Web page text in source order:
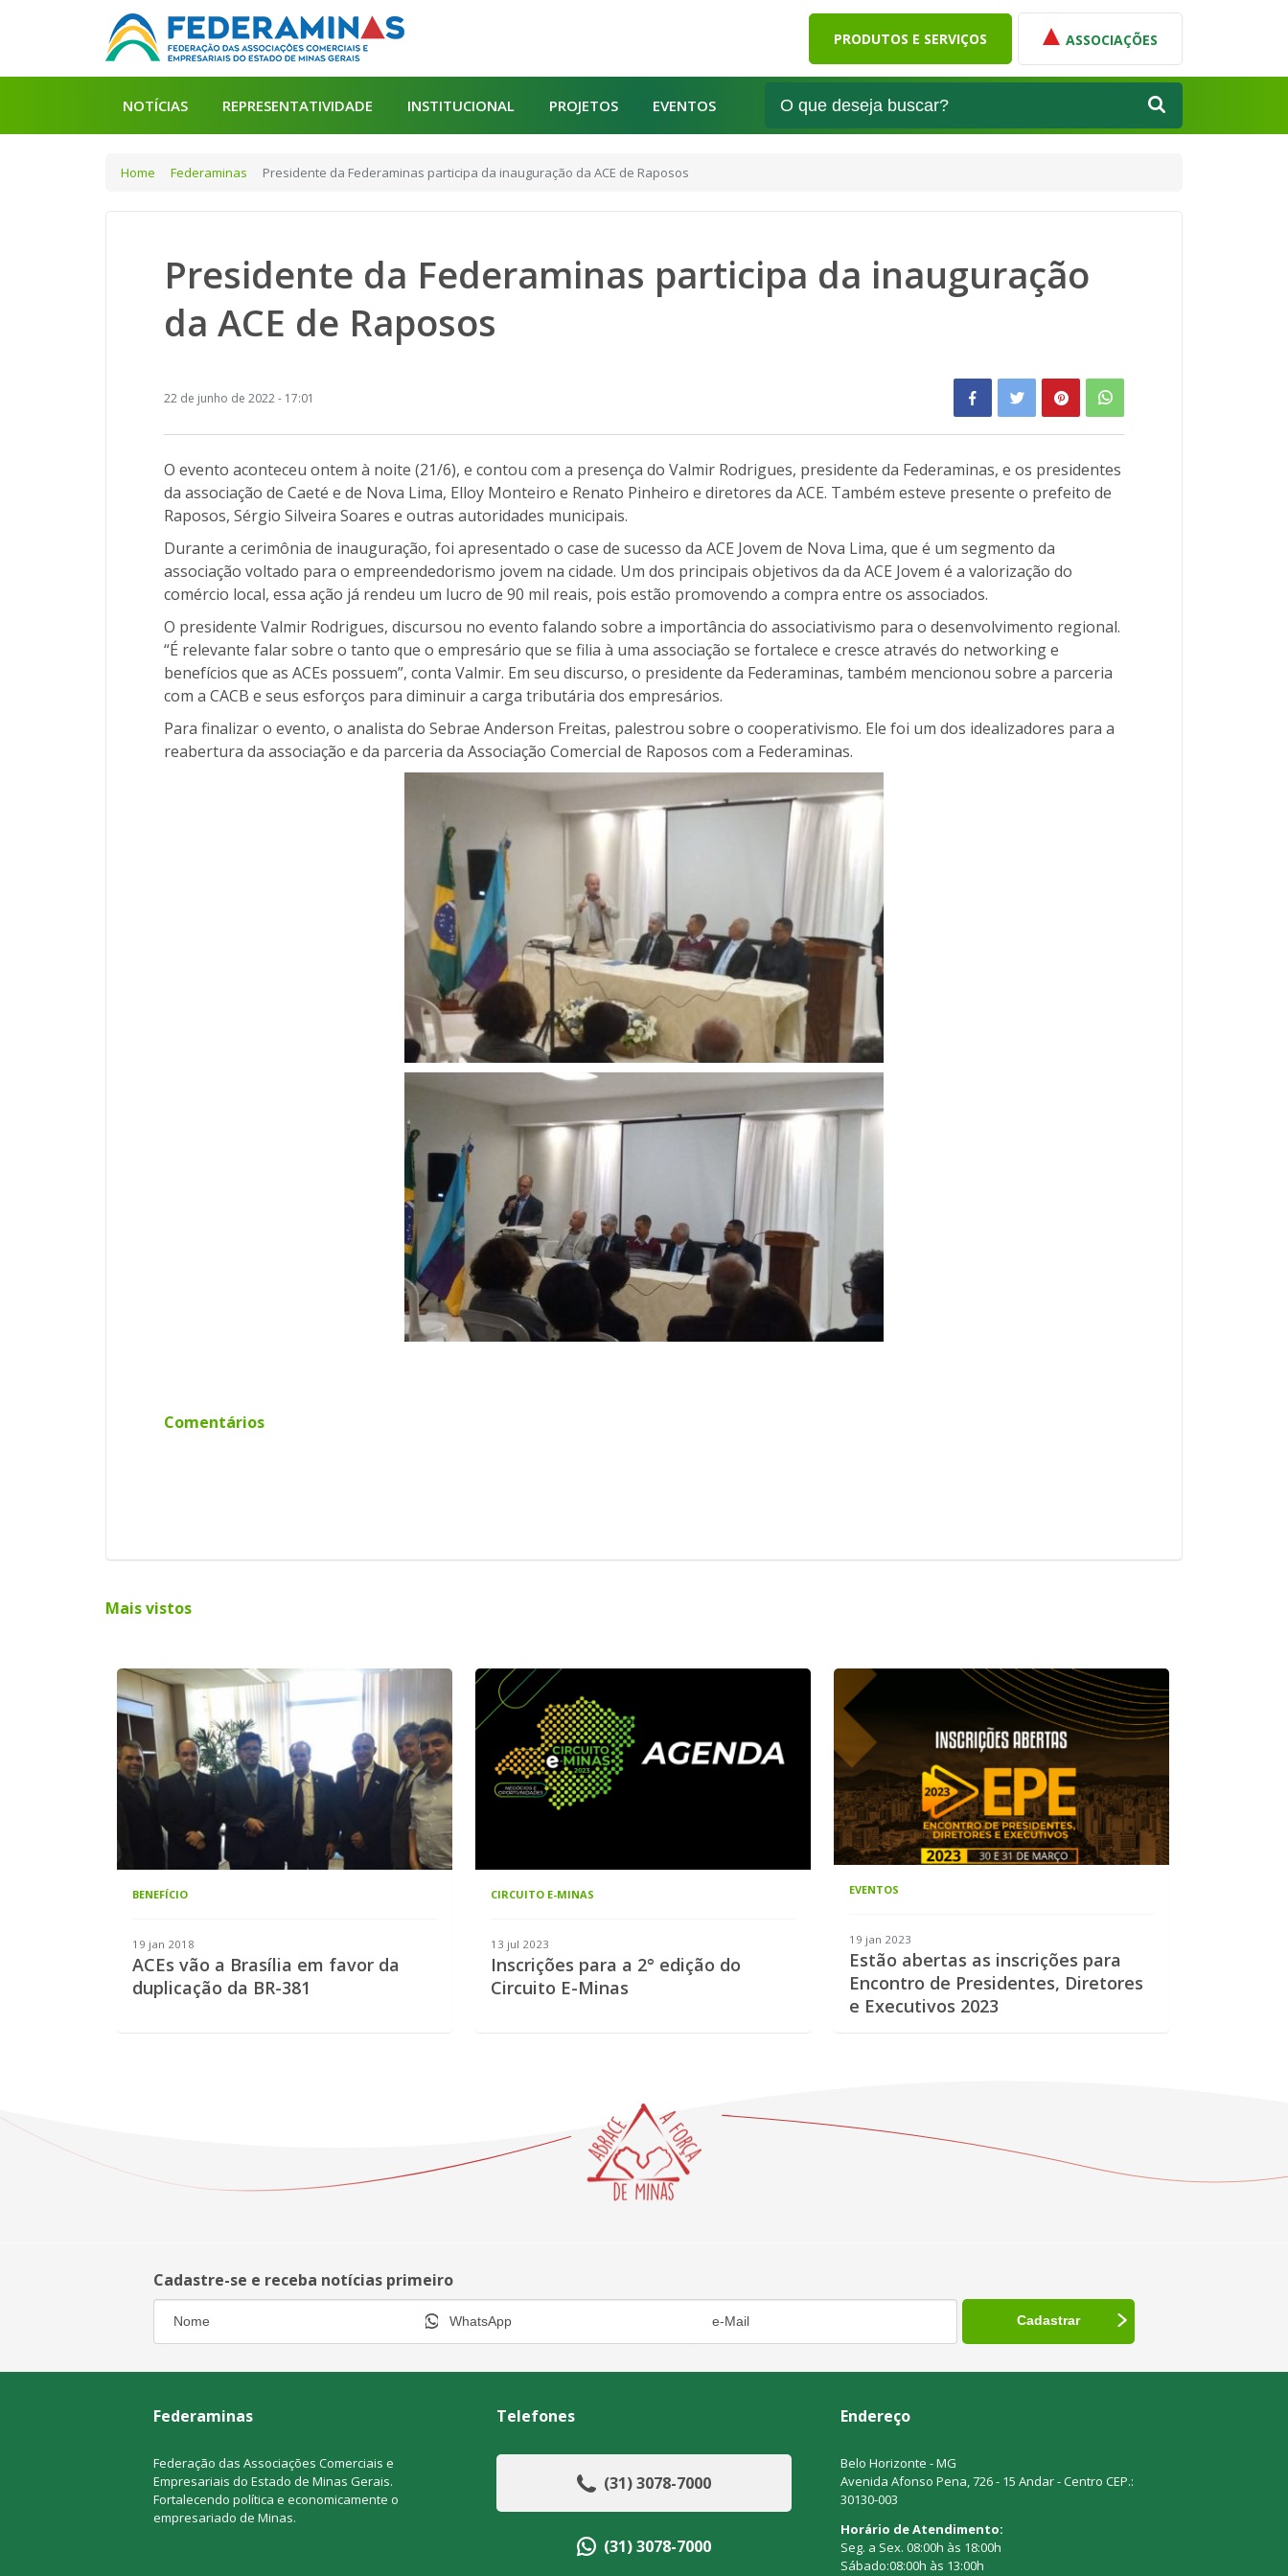
PRODUTOS E SERVIÇOS ASSOCIAÇÕES
NOTÍCIAS REPRESENTATIVIDADE INSTITUCIONAL PROJETOS EVENTOS
Home Federaminas Presidente da Federaminas participa da inauguração da ACE de Raposos
Presidente da Federaminas participa da inauguração
da ACE de Raposos
22 de junho de 2022 - 17:01
O evento aconteceu ontem à noite (21/6), e contou com a presença do Valmir Rodrigues, presidente da Federaminas, e os presidentes
da associação de Caeté e de Nova Lima, Elloy Monteiro e Renato Pinheiro e diretores da ACE. Também esteve presente o prefeito de
Raposos, Sérgio Silveira Soares e outras autoridades municipais.
Durante a cerimônia de inauguração, foi apresentado o case de sucesso da ACE Jovem de Nova Lima, que é um segmento da
associação voltado para o empreendedorismo jovem na cidade. Um dos principais objetivos da da ACE Jovem é a valorização do
comércio local, essa ação já rendeu um lucro de 90 mil reais, pois estão promovendo a compra entre os associados.
O presidente Valmir Rodrigues, discursou no evento falando sobre a importância do associativismo para o desenvolvimento regional.
“É relevante falar sobre o tanto que o empresário que se filia à uma associação se fortalece e cresce através do networking e
benefícios que as ACEs possuem”, conta Valmir. Em seu discurso, o presidente da Federaminas, também mencionou sobre a parceria
com a CACB e seus esforços para diminuir a carga tributária dos empresários.
Para finalizar o evento, o analista do Sebrae Anderson Freitas, palestrou sobre o cooperativismo. Ele foi um dos idealizadores para a
reabertura da associação e da parceria da Associação Comercial de Raposos com a Federaminas.
Comentários
Mais vistos
BENEFÍCIO
19 jan 2018
ACEs vão a Brasília em favor da
duplicação da BR-381
CIRCUITO E-MINAS
13 jul 2023
Inscrições para a 2° edição do
Circuito E-Minas
EVENTOS
19 jan 2023
Estão abertas as inscrições para
Encontro de Presidentes, Diretores
e Executivos 2023
Cadastre-se e receba notícias primeiro
Federaminas
Federação das Associações Comerciais e
Empresariais do Estado de Minas Gerais.
Fortalecendo política e economicamente o
empresariado de Minas.
Telefones
(31) 3078-7000
(31) 3078-7000
Endereço
Belo Horizonte - MG
Avenida Afonso Pena, 726 - 15 Andar - Centro CEP.:
30130-003
Horário de Atendimento:
Seg. a Sex. 08:00h às 18:00h
Sábado:08:00h às 13:00h